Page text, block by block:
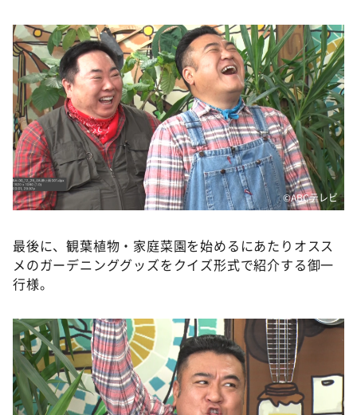
©️ABCテレビ
最後に、観葉植物・家庭菜園を始めるにあたりオスス
メのガーデニンググッズをクイズ形式で紹介する御一
行様。